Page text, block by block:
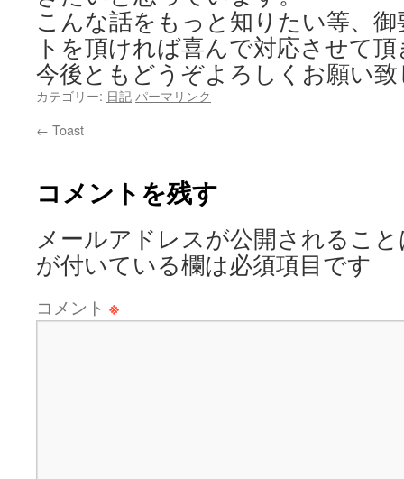
こんな話をもっと知りたい等、
トを頂ければ喜んで対応させて
今後ともどうぞよろしくお願い
カテゴリー: 日記 パーマリンク
← Toast
コメントを残す
メールアドレスが公開されるこ
が付いている欄は必須項目です
コメント ※